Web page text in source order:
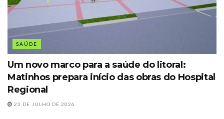
SAÚDE
Um novo marco para a saúde do litoral:
Matinhos prepara início das obras do Hospital
Regional
23 DE JULHO DE 2026